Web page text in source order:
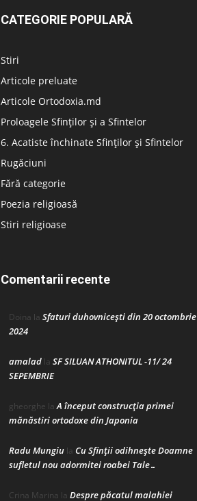
CATEGORIE POPULARĂ
Stiri
Articole preluate
Articole Ortodoxia.md
Proloagele Sfinților și a Sfintelor
6. Acatiste închinate Sfinților și Sfintelor
Rugăciuni
Fără categorie
Poezia religioasă
Stiri religioase
Comentarii recente
Doina la Sfaturi duhovnicești din 20 octombrie
2024
amalad la SF SILUAN ATHONITUL -11/ 24
SEPEMBRIE
gheorghe laA început construcţia primei
mănăstiri ortodoxe din Japonia
Radu Mungiu la Cu Sfinții odihnește Doamne
sufletul nou adormitei roabei Tale…
Crina Marina la Despre păcatul malahiei